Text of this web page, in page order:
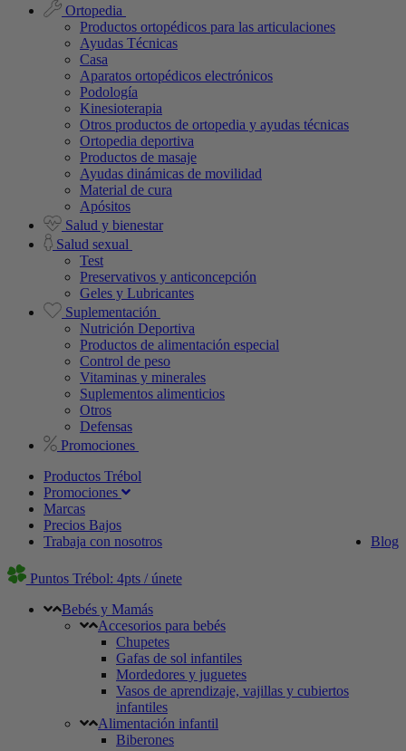
Ortopedia
Productos ortopédicos para las articulaciones
Ayudas Técnicas
Casa
Aparatos ortopédicos electrónicos
Podología
Kinesioterapia
Otros productos de ortopedia y ayudas técnicas
Ortopedia deportiva
Productos de masaje
Ayudas dinámicas de movilidad
Material de cura
Apósitos
Salud y bienestar
Salud sexual
Test
Preservativos y anticoncepción
Geles y Lubricantes
Suplementación
Nutrición Deportiva
Productos de alimentación especial
Control de peso
Vitaminas y minerales
Suplementos alimenticios
Otros
Defensas
Promociones
Productos Trébol
Promociones
Marcas
Precios Bajos
Blog
Trabaja con nosotros
Puntos Trébol: 4pts / únete
Bebés y Mamás
Accesorios para bebés
Chupetes
Gafas de sol infantiles
Mordedores y juguetes
Vasos de aprendizaje, vajillas y cubiertos
infantiles
Alimentación infantil
Biberones